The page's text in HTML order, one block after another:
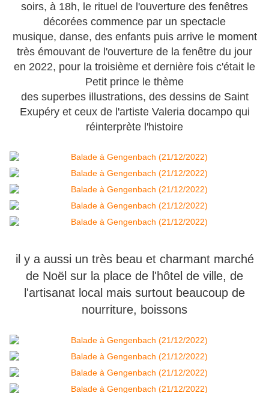
soirs, à 18h, le rituel de l'ouverture des fenêtres
décorées commence par un spectacle
musique, danse, des enfants puis arrive le moment
très émouvant de l'ouverture de la fenêtre du jour
en 2022, pour la troisième et dernière fois c'était le
Petit prince le thème
des superbes illustrations, des dessins de Saint
Exupéry et ceux de l'artiste Valeria docampo qui
réinterprète l'histoire
il y a aussi un très beau et charmant marché
de Noël sur la place de l'hôtel de ville, de
l'artisanat local mais surtout beaucoup de
nourriture, boissons